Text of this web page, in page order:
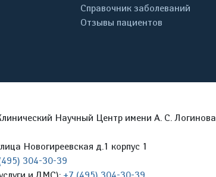
Справочник заболеваний
Отзывы пациентов
Научный Центр имени А. С. Логинова
Новогиреевская д.1 корпус 1
304-30-39